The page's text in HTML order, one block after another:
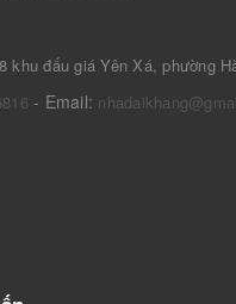
khu đấu giá Yên Xá, phường
- Email: